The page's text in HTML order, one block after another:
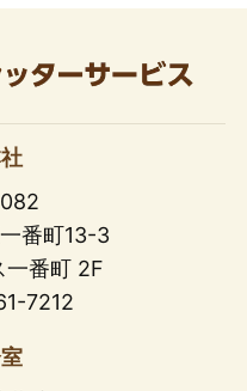
番町13-3
一番町 2F
7212